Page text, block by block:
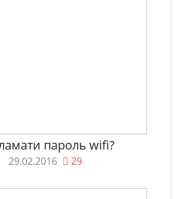
пароль wifi?
29.02.2016 29